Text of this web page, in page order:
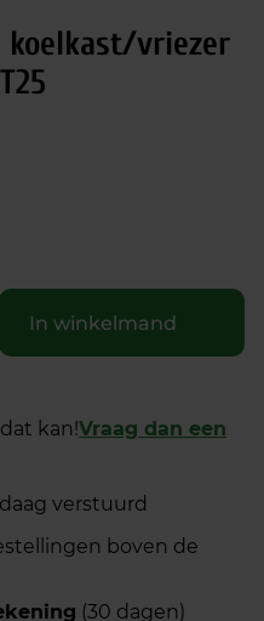
koelkast/vriezer
In winkelmand
kan!Vraag dan een
verstuurd
boven de
(30 dagen)